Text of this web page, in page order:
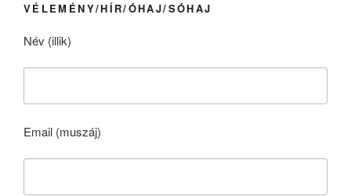
VÉLEMÉNY/HÍR/ÓHAJ/SÓHAJ
Név (illik)
Email (muszáj)